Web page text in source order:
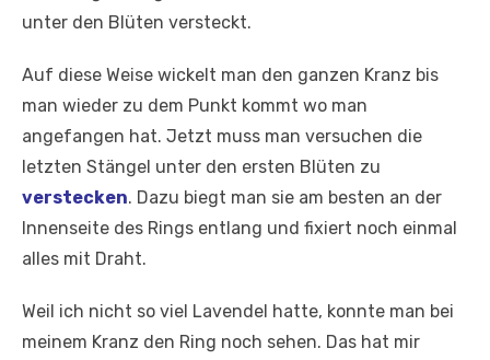
unter den Blüten versteckt.
Auf diese Weise wickelt man den ganzen Kranz bis
man wieder zu dem Punkt kommt wo man
angefangen hat. Jetzt muss man versuchen die
letzten Stängel unter den ersten Blüten zu
verstecken. Dazu biegt man sie am besten an der
Innenseite des Rings entlang und fixiert noch einmal
alles mit Draht.
Weil ich nicht so viel Lavendel hatte, konnte man bei
meinem Kranz den Ring noch sehen. Das hat mir